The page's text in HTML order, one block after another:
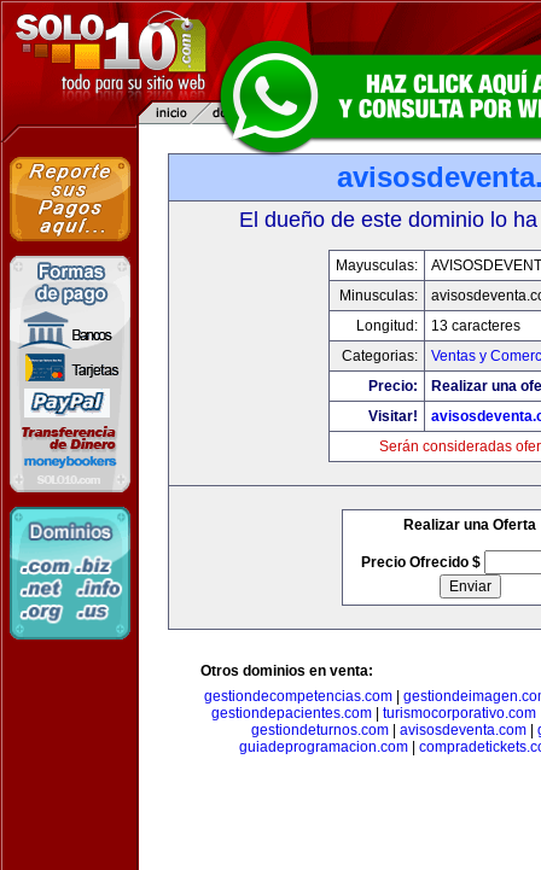
El dueño de este dominio lo
Mayusculas:
Minusculas:
Longitud:
13 caracteres
Categorias:
Ventas y
Precio:
Realizar una
Visitar!
Serán consideradas
Realizar una Oferta
Precio Ofrecido $
Otros dominios en venta:
gestiondecompetencias.com|
gestiondepacientes.com| turismocorporativo.com
gestiondeturnos.com| avisosdeventa.com|
guiadeprogramacion.com|